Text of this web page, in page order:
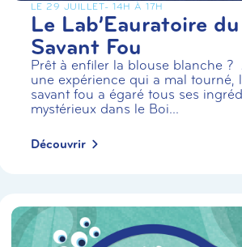
LE 29 JUILLET- 14H À 17H
Le Lab’Eauratoire du
Savant Fou
Prêt à enfiler la blouse blanche ?
une expérience qui a mal tourné,
savant fou a égaré tous ses
mystérieux dans le Boi...
Découvrir